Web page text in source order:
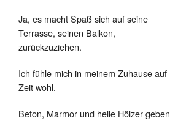
Ja, es macht Spaß sich auf seine
Terrasse, seinen Balkon,
zurückzuziehen.
Ich fühle mich in meinem Zuhause auf
Zeit wohl.
Beton, Marmor und helle Hölzer geben